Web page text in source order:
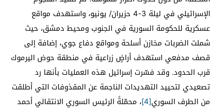
الإسرائيلي في ليلة 3-4 حزيران/ يونيو، واستهدف مواقع
عسكرية للحكومة السورية في الجنوب ومحيط دمشق، حيث
شملت الضربات مخازن أسلحة ومواقع دفاع جوي، إضافة إلى
قصف مدفعي استهدف أراضٍ زراعية في منطقة حوض اليرموك
قرب الحدود. وقد فسّرت إسرائيل هذه العمليات بأنها رد
تصعيدي لتحييد التهديدات الناجمة عن المقذوفات التي أطلقت
من الطرف السوري[4] ، محمّلةً الرئيس السوري الانتقالي أحمد